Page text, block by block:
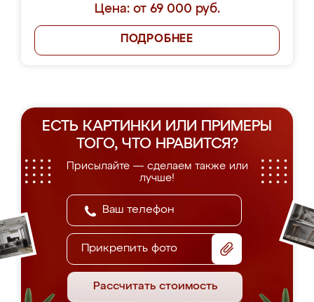
Цена: от 69 000 руб.
ПОДРОБНЕЕ
ЕСТЬ КАРТИНКИ ИЛИ ПРИМЕРЫ
ТОГО, ЧТО НРАВИТСЯ?
Присылайте — сделаем также или
лучше!
Прикрепить фото
Рассчитать стоимость